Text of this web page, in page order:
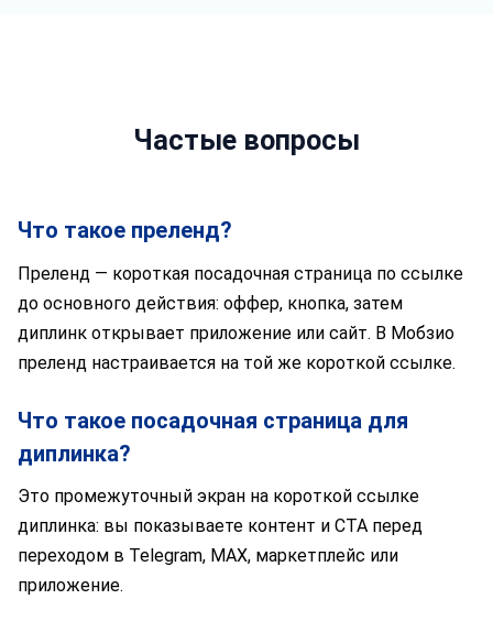
Частые вопросы
Что такое преленд?
Преленд — короткая посадочная страница по ссылке
до основного действия: оффер, кнопка, затем
диплинк открывает приложение или сайт. В Мобзио
преленд настраивается на той же короткой ссылке.
Что такое посадочная страница для
диплинка?
Это промежуточный экран на короткой ссылке
диплинка: вы показываете контент и CTA перед
переходом в Telegram, MAX, маркетплейс или
приложение.